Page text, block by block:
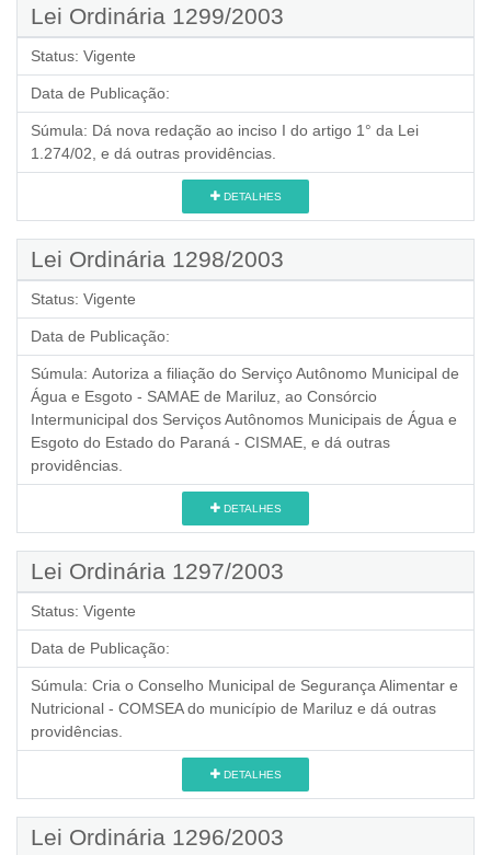
Lei Ordinária 1299/2003
Status: Vigente
Data de Publicação:
Súmula: Dá nova redação ao inciso I do artigo 1° da Lei
1.274/02, e dá outras providências.
DETALHES
Lei Ordinária 1298/2003
Status: Vigente
Data de Publicação:
Súmula: Autoriza a filiação do Serviço Autônomo Municipal de
Água e Esgoto - SAMAE de Mariluz, ao Consórcio
Intermunicipal dos Serviços Autônomos Municipais de Água e
Esgoto do Estado do Paraná - CISMAE, e dá outras
providências.
DETALHES
Lei Ordinária 1297/2003
Status: Vigente
Data de Publicação:
Súmula: Cria o Conselho Municipal de Segurança Alimentar e
Nutricional - COMSEA do município de Mariluz e dá outras
providências.
DETALHES
Lei Ordinária 1296/2003